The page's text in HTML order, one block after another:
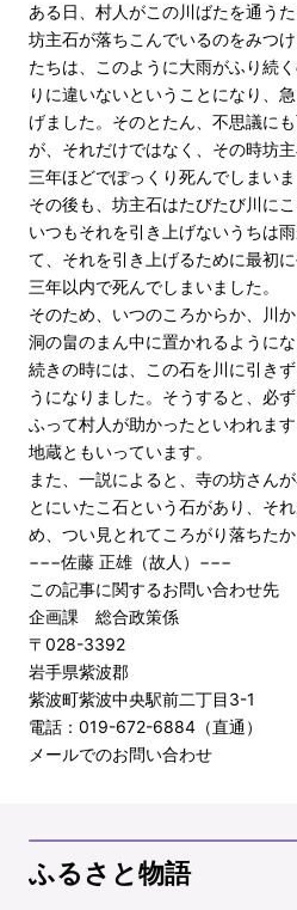
ある日、村人がこの川ばたを通う
坊主石が落ちこんでいるのをみつ
たちは、このように大雨がふり続
りに違いないということになり、
げました。そのとたん、不思議に
が、それだけではなく、その時坊
三年ほどでぽっくり死んでしまいま
その後も、坊主石はたびたび川に
いつもそれを引き上げないうちは
て、それを引き上げるために最初
三年以内で死んでしまいました。
そのため、いつのころからか、川
洞の畠のまん中に置かれるように
続きの時には、この石を川に引き
うになりました。そうすると、必
ふって村人が助かったといわれま
地蔵ともいっています。
また、一説によると、寺の坊さん
とにいたこ石という石があり、そ
め、つい見とれてころがり落ちた
−−−佐藤 正雄（故人）−−−
この記事に関するお問い合わせ先
企画課 総合政策係
〒028-3392
岩手県紫波郡
紫波町紫波中央駅前二丁目3-1
電話：019-672-6884（直通）
メールでのお問い合わせ
ふるさと物語